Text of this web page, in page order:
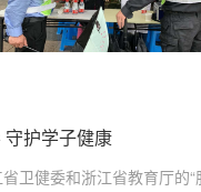
护学子健康
卫健委和浙江省教育厅的